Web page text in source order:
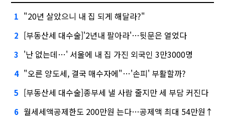
1 "20년 살았으니 내 집 되게 해달라?"
2 [부동산세 대수술]'2년내 팔아라'…뒷문은 열었다
3 '난 없는데…' 서울에 내 집 가진 외국인 3만3000명
4 "오른 양도세, 결국 매수자에"…'손피' 부활할까?
5 [부동산세 대수술]종부세 낼 사람 줄지만 세 부담 커진다
6 월세세액공제한도 200만원 는다…공제액 최대 54만원↑